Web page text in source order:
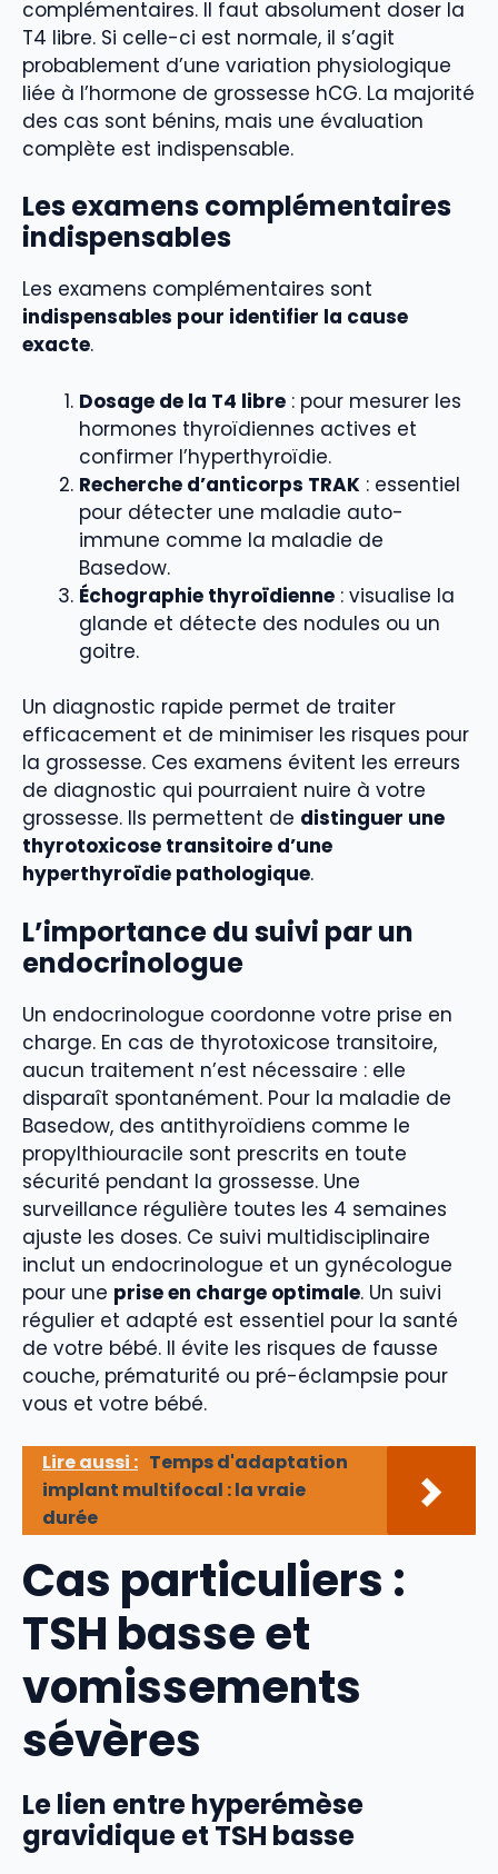
complémentaires. Il faut absolument doser la
T4 libre. Si celle-ci est normale, il s’agit
probablement d’une variation physiologique
liée à l’hormone de grossesse hCG. La majorité
des cas sont bénins, mais une évaluation
complète est indispensable.
Les examens complémentaires
indispensables
Les examens complémentaires sont
indispensables pour identifier la cause
exacte.
Dosage de la T4 libre : pour mesurer les
hormones thyroïdiennes actives et
confirmer l’hyperthyroïdie.
Recherche d’anticorps TRAK : essentiel
pour détecter une maladie auto-
immune comme la maladie de
Basedow.
Échographie thyroïdienne : visualise la
glande et détecte des nodules ou un
goitre.
Un diagnostic rapide permet de traiter
efficacement et de minimiser les risques pour
la grossesse. Ces examens évitent les erreurs
de diagnostic qui pourraient nuire à votre
grossesse. Ils permettent de distinguer une
thyrotoxicose transitoire d’une
hyperthyroïdie pathologique.
L’importance du suivi par un
endocrinologue
Un endocrinologue coordonne votre prise en
charge. En cas de thyrotoxicose transitoire,
aucun traitement n’est nécessaire : elle
disparaît spontanément. Pour la maladie de
Basedow, des antithyroïdiens comme le
propylthiouracile sont prescrits en toute
sécurité pendant la grossesse. Une
surveillance régulière toutes les 4 semaines
ajuste les doses. Ce suivi multidisciplinaire
inclut un endocrinologue et un gynécologue
pour une prise en charge optimale. Un suivi
régulier et adapté est essentiel pour la santé
de votre bébé. Il évite les risques de fausse
couche, prématurité ou pré-éclampsie pour
vous et votre bébé.
Lire aussi : Temps d'adaptation
implant multifocal : la vraie
durée
Cas particuliers :
TSH basse et
vomissements
sévères
Le lien entre hyperémèse
gravidique et TSH basse